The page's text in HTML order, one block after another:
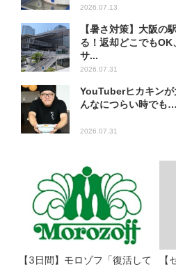
2026.07.13
【暑さ対策】大阪の
る！返却どこでも
サ...
2026.07.31
YouTuberヒカキン
んなにつらい時でも
2026.07.31
【3日間】モロゾフ「復活して